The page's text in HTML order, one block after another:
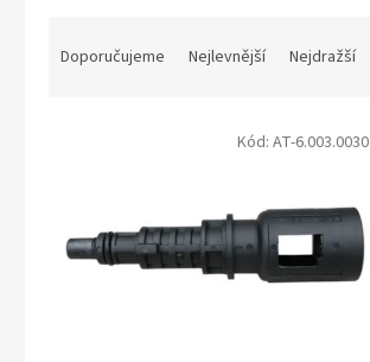
Doporučujeme Nejlevnější Nejdražší
Kód: AT-6.003.0030